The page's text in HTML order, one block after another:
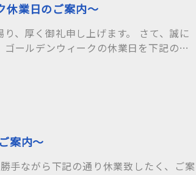
休業日のご案内～
、厚く御礼申し上げます。 さて、誠に
ールデンウィークの休業日を下記の通
案内～